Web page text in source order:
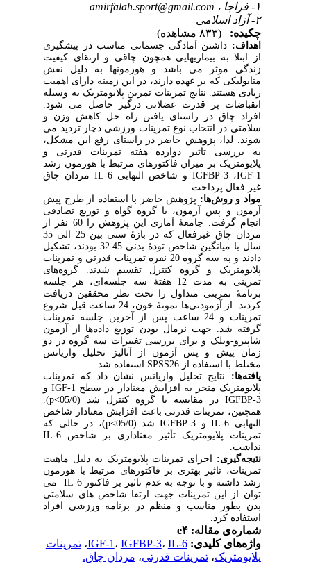
amirfalah.sport@gmail.com
۲- آزاد اسلامی
چکیده:
اهداف:داشتن آمادگی جسمانی مناسب در پیشگیری
از ابتلا به بیماریهایی همچون چاقی و ارتقای کیفیت
زندگی موثر می باشد و هورمونها به دلیل نقش
متابولیکی که بر عهده دارند، در این زمینه دارای اهمیت
زیادی هستند. نتایج تمرینات تمرین پلایومتریک به وسیله
انقباضات پر قدرت عضلانی درگیر حاصل می شود.
افراد چاق در راستای یافتن راه حل کاهش وزن و
سلامتی در انتخاب نوع تمرینات ورزشی دچار تردید می
شوند. لذا، پژوهش حاضر در راستای رفع این مشکل،
به بررسی تاثیر دوازده هفته تمرینات قدرتی و
پلایومتریک بر میزان فاکتورهای مرتبط با هورمون رشد
IGF-1، IGFBP-3و شاخص التهابی 6- ILمردان چاق
غیر فعال پرداخت.
مواد و روش‌ها: پژوهش حاضر با استفاده از طرح پیش
آزمون و پس آزمون، با گروه گواه و توزیع تصادفی
انجام گرفت. جامعۀ آماری این پژوهش را 60 نفر از
مردان چاق غیرفعال که در بازۀ سنی بین 25 الی 35
سال با میانگین شاخص تودۀ بدنی 32.45 بودند، تشکیل
دادند و به سه گروه 20 نفره تمرینات قدرتی و تمرینات
پلایومتریک و گروه کنترل تقسیم شدند. گروه‌های
تمرینی به مدت 12 هفتۀ سه جلسه‌ای، هر جلسه
برنامۀ تمرینی متداول را تحت نظر محققین دریافت
کردند. از آزمودنی‌ها نمونۀ خون، 24 ساعت قبل شروع
تمرینات و 24 ساعت پس از آخرین جلسه تمرینات
گرفته شد. جهت نرمال بودن توزیع داده‌ها از آزمون
شاپیرو-ویلک و برای بررسی تغییرات سه گروه در دو
زمان پیش و پس آزمون از آنالیز تحلیل واریانس
مختلط با استفاده ازSPSS26استفاده شد.
یافته‌ها:نتایج تحلیل واریانس نشان داد که تمرینات
پلایومتریک منجر به افزایش معنادار در سطحIGF-1و
IGFBP-3در مقایسه با گروه کنترل شد (05/0> p
).
همچنین، تمرینات قدرتی باعث افزایش معنادار شاخص
التهابیIL-6وIGFBP-3شد (05/0> p)، در حالی که
تمرینات پلایومتریک تأثیر معناداری بر شاخصIL-6
نداشت.
نتیجه‌گیری:اجرای تمرینات پلایومتریک به دلیل ماهیت
تمرینات، تاثیر بهتری بر فاکتورهای مرتبط با هورمون
رشد داشته و با توجه به عدم تاثیر بر فاکتورIL-6می
توان از این تمرینات جهت ارتقا شاخص های سلامتی
بدن بطور مناسب و منظم در برنامه ورزشی افراد
استفاده کرد.
شماره‌ی مقاله: e۴
واژه‌های کلیدی:
IGF-1،IGFBP-3،IL-6 ،تمرینات
پلایومتریک،تمرینات قدرتی،مردان چاق.